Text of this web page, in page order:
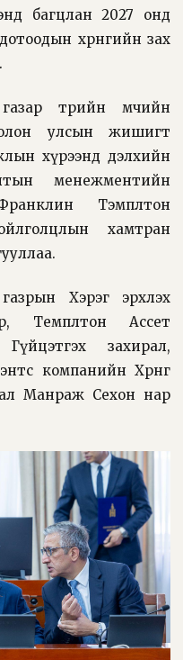
багцлан 2027 онд
хөрөнгийн зах
төрийн өмчийн
улсын жишигт
хүрээнд дэлхийн
менежментийн
Тэмплтон
хамтран
Хэрэг эрхлэх
Темплтон Ассет
захирал,
компанийн Хөрөнгө
Манраж Сехон нар